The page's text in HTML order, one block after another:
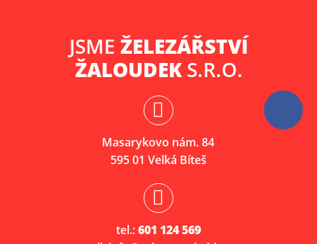
JSME ŽELEZÁŘSTVÍ
ŽALOUDEKS.R.O.
Masarykovo nám. 84
595 01 Velká Bíteš
tel.:601 124 569